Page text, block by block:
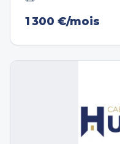
1 300 €/mois